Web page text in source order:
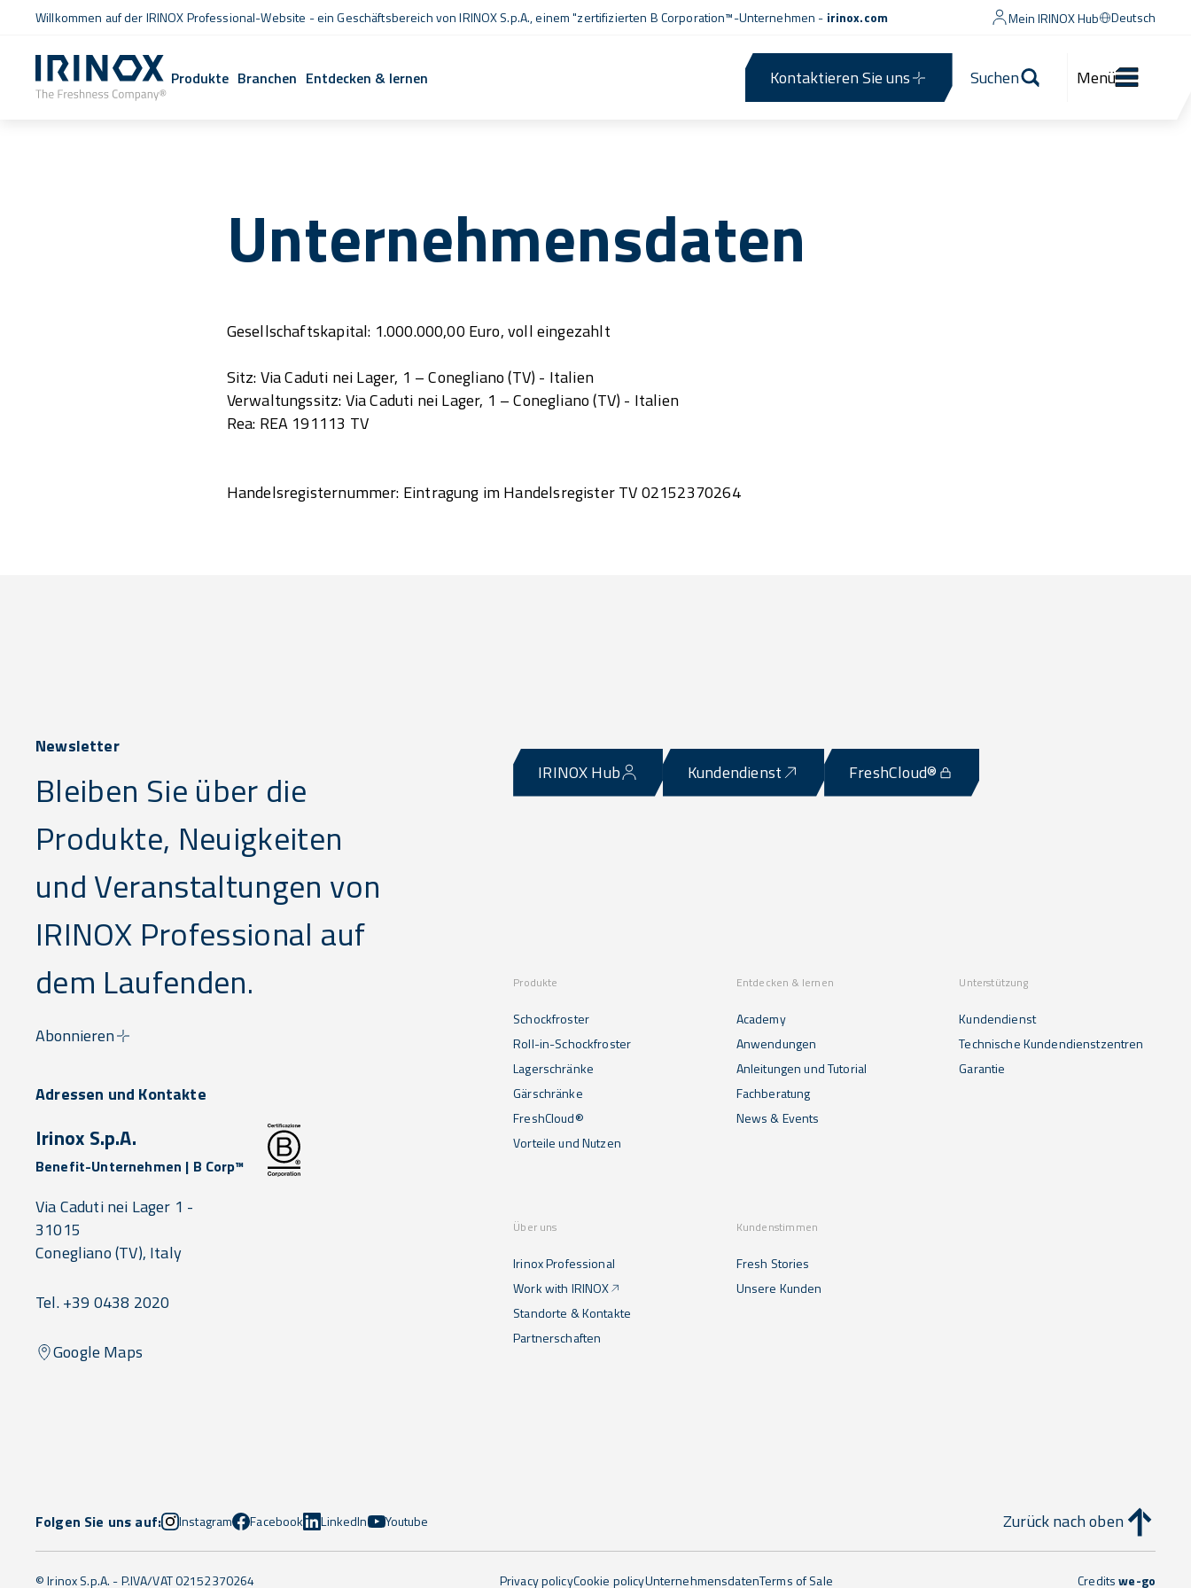
Willkommen auf der IRINOX Professional-Website - ein Geschäftsbereich von IRINOX S.p.A., einem"zertifizierten B Corporation™-Unternehmen - irinox.com Mein IRINOX Hub Deutsch
Produkte Branchen Entdecken & lernen Kontaktieren Sie uns Suchen Menü
Unternehmensdaten
Gesellschaftskapital: 1.000.000,00 Euro, voll eingezahlt
Sitz: Via Caduti nei Lager, 1 – Conegliano (TV) - Italien
Verwaltungssitz: Via Caduti nei Lager, 1 – Conegliano (TV) - Italien
Rea: REA 191113 TV
Handelsregisternummer: Eintragung im Handelsregister TV 02152370264
Newsletter
Bleiben Sie über die
Produkte, Neuigkeiten
und Veranstaltungen von
IRINOX Professional auf
dem Laufenden.
Abonnieren
IRINOX Hub Kundendienst FreshCloud®
Produkte
Schockfroster
Roll-in-Schockfroster
Lagerschränke
Gärschränke
FreshCloud®
Vorteile und Nutzen
Entdecken & lernen
Academy
Anwendungen
Anleitungen und Tutorial
Fachberatung
News & Events
Unterstützung
Kundendienst
Technische Kundendienstzentren
Garantie
Über uns
Irinox Professional
Work with IRINOX
Standorte & Kontakte
Partnerschaften
Kundenstimmen
Fresh Stories
Unsere Kunden
Adressen und Kontakte
Irinox S.p.A.
Benefit-Unternehmen | B Corp™
Via Caduti nei Lager 1 -
31015
Conegliano(TV), Italy
Tel. +39 0438 2020
Google Maps
Folgen Sie uns auf: Instagram Facebook LinkedIn Youtube Zurück nach oben
© Irinox S.p.A. - P.IVA/VAT 02152370264 Privacy policyCookie policyUnternehmensdatenTerms of Sale Creditswe-go